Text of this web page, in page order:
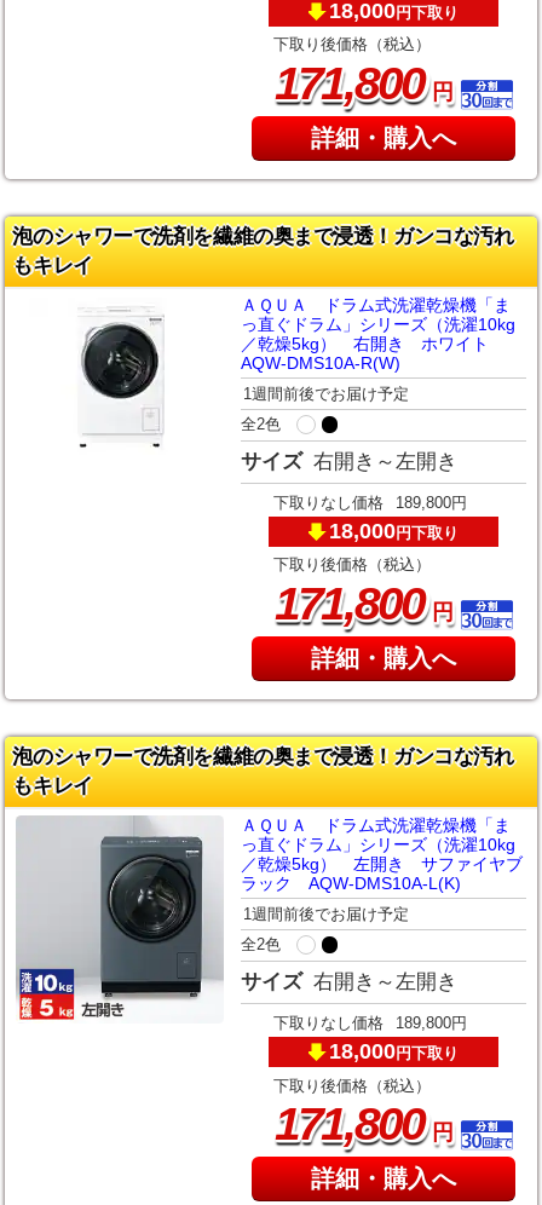
18,000円下取り
下取り後価格（税込）
171,800円
詳細・購入へ
泡のシャワーで洗剤を繊維の奥まで浸透！ガンコな汚れ
もキレイ
ＡＱＵＡ ドラム式洗濯乾燥機「ま
っ直ぐドラム」シリーズ（洗濯10kg
／乾燥5kg） 右開き ホワイト
AQW-DMS10A-R(W)
1週間前後でお届け予定
全2色
サイズ 右開き～左開き
下取りなし価格 189,800円
18,000円下取り
下取り後価格（税込）
171,800円
詳細・購入へ
泡のシャワーで洗剤を繊維の奥まで浸透！ガンコな汚れ
もキレイ
ＡＱＵＡ ドラム式洗濯乾燥機「ま
っ直ぐドラム」シリーズ（洗濯10kg
／乾燥5kg） 左開き サファイヤブ
ラック AQW-DMS10A-L(K)
1週間前後でお届け予定
全2色
サイズ 右開き～左開き
下取りなし価格 189,800円
18,000円下取り
下取り後価格（税込）
171,800円
詳細・購入へ